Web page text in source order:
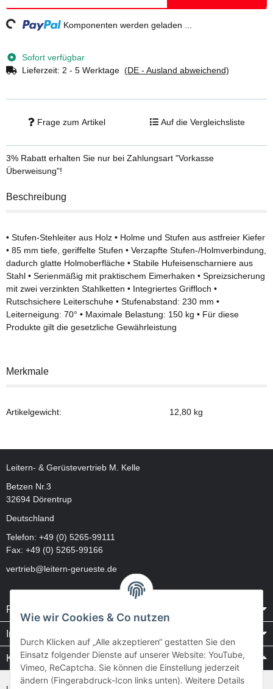
Komponenten werden geladen ...
Sofort verfügbar
Lieferzeit: 2 - 5 Werktage (DE - Ausland abweichend)
Frage zum Artikel Auf die Vergleichsliste
3% Rabatt erhalten Sie nur bei Zahlungsart "Vorkasse
Überweisung"!
Beschreibung
• Stufen-Stehleiter aus Holz • Holme und Stufen aus astfreier Kiefer
• 85 mm tiefe, geriffelte Stufen • Verzapfte Stufen-/Holmverbindung,
dadurch glatte Holmoberfläche • Stabile Hufeisenscharniere aus
Stahl • Serienmäßig mit praktischem Eimerhaken • Spreizsicherung
mit zwei verzinkten Stahlketten • Integriertes Griffloch •
Rutschsichere Leiterschuhe • Stufenabstand: 230 mm •
Leiterneigung: 70° • Maximale Belastung: 150 kg • Für diese
Produkte gilt die gesetzliche Gewährleistung
Merkmale
Artikelgewicht: 12,80 kg
Leitern- & Gerüstevertrieb M. Kelle
Betzen Nr.3
32694 Dörentrup
Deutschland
Telefon: +49 (0) 5265-99111
Fax: +49 (0) 5265-99166
vertrieb@leitern-gerueste.de
Rechtliches
Informationen
Kataloge / Videos
Wie wir Cookies & Co nutzen
Durch Klicken auf „Alle akzeptieren“ gestatten Sie den
Einsatz folgender Dienste auf unserer Website: YouTube,
Vimeo, ReCaptcha. Sie können die Einstellung jederzeit
ändern (Fingerabdruck-Icon links unten). Weitere Details